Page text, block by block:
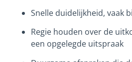
Snelle duidelijkheid, vaak
Regie houden over de
een opgelegde uitspraak